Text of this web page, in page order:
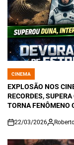
POSTED
IN
CINEMA
EXPLOSÃO NOS
RECORDES,
TORNA FENÔMENO
on
22/03/2026